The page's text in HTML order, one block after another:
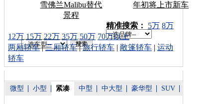
雪佛兰Malibu替代
景程
年初将上市新车
车型搜索：
精准搜索： 5万 8万
12万 15万 22万 35万 50万 70万以上
两厢轿车|三厢轿车|旅行轿车 | 敞篷轿车 | 运动
轿车
微型 小型 紧凑 中型 中大型 豪华型 SUV